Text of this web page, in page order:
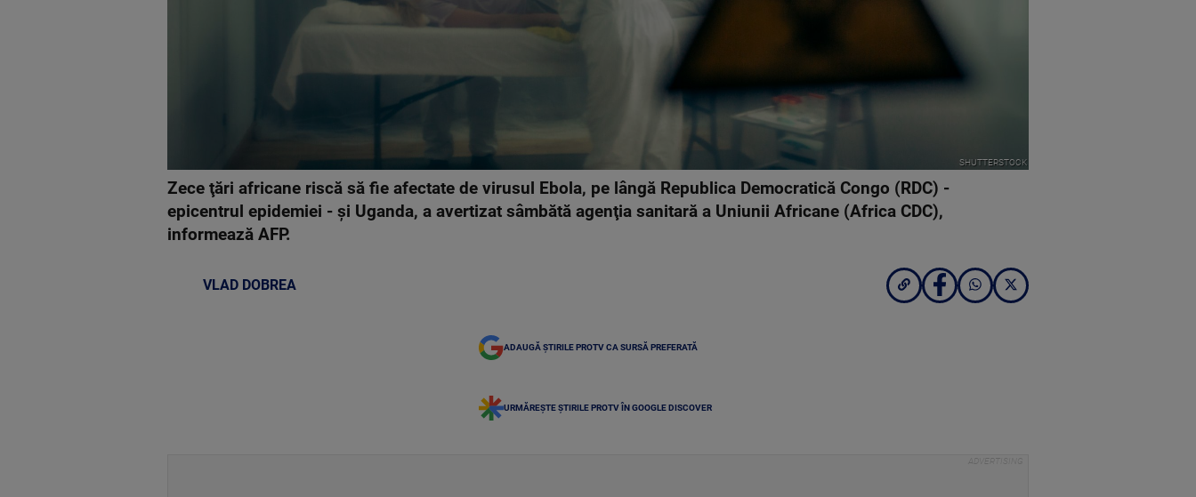
SHUTTERSTOCK
Zece ţări africane riscă să fie afectate de virusul Ebola, pe lângă Republica Democratică Congo (RDC) -
epicentrul epidemiei - şi Uganda, a avertizat sâmbătă agenţia sanitară a Uniunii Africane (Africa CDC),
informează AFP.
VLAD DOBREA
ADAUGĂ ȘTIRILE PROTV CA SURSĂ PREFERATĂ
URMĂREȘTE ȘTIRILE PROTV ÎN GOOGLE DISCOVER